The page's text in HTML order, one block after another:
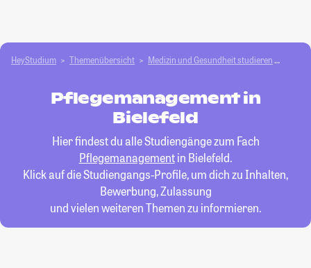
HeyStudium Themenübersicht Medizin und Gesundheit studieren
Pflegemanagement in
Bielefeld
Hier findest du alle Studiengänge zum Fach
Pflegemanagementin Bielefeld.
Klick auf die Studiengangs-Profile, um dich zu Inhalten,
Bewerbung, Zulassung
und vielen weiteren Themen zu informieren.